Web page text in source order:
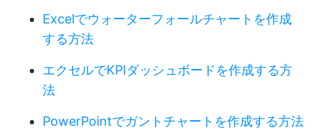
Excelでウォーターフォールチャートを作成
する方法
エクセルでKPIダッシュボードを作成する方
法
PowerPointでガントチャートを作成する方法